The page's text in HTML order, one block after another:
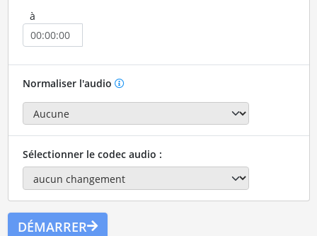
à
Normaliser l'audio
Sélectionner le codec audio :
DÉMARRER